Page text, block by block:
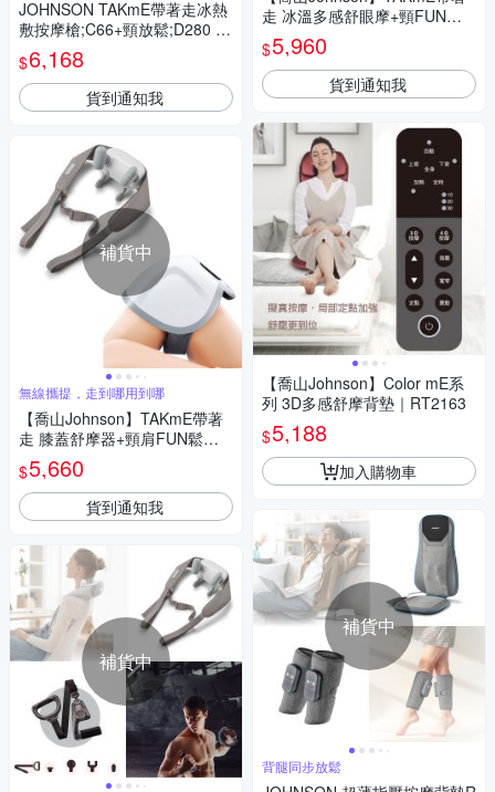
JOHNSON TAKmE帶著走冰熱
敷按摩槍;C66+頸放鬆;D280 舒
緩組
$6,168
貨到通知我
補貨中
無線攜提，走到哪用到哪
【喬山Johnson】TAKmE帶著
走 膝蓋舒摩器+頸肩FUN鬆按
摩器
$5,660
貨到通知我
補貨中
走 冰溫多感舒眼摩+頸FUN
鬆．揉按式頸肩按摩器
$5,960
貨到通知我
【喬山Johnson】Color mE系
列 3D多感舒摩背墊｜RT2163
$5,188
加入購物車
補貨中
背腿同步放鬆